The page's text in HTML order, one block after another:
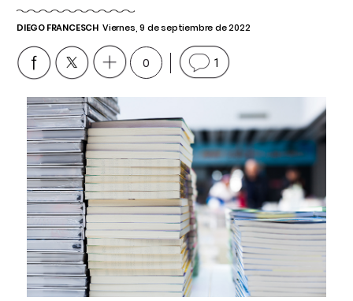
DIEGO FRANCESCH Viernes, 9 de septiembre de 2022
0 1